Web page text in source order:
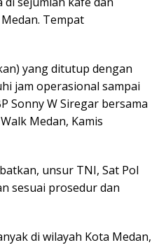
Tempat
yang ditutup dengan
jam operasional sampai
Sonny W Siregar bersama
Medan, Kamis
unsur TNI, Sat Pol
sesuai prosedur dan
di wilayah Kota Medan,